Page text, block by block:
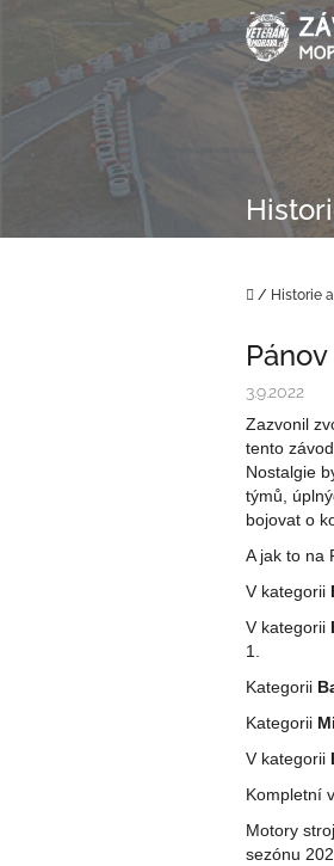
Domů
/ Historie
3.9.2022
Zazvonil
tento
Nostalgie
týmů,
bojovat o
A jak to na
V kategorii
V kategorii
1.
Kategorii
Kategorii
V kategorii
Kompletní
Motory
sezónu